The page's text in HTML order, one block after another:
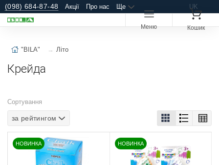
(098) 684-87-48 Акції Про нас Ще UK
Меню Кошик
"BILA" Літо
Крейда
Сортування
за рейтингом
НОВИНКА НОВИНКА